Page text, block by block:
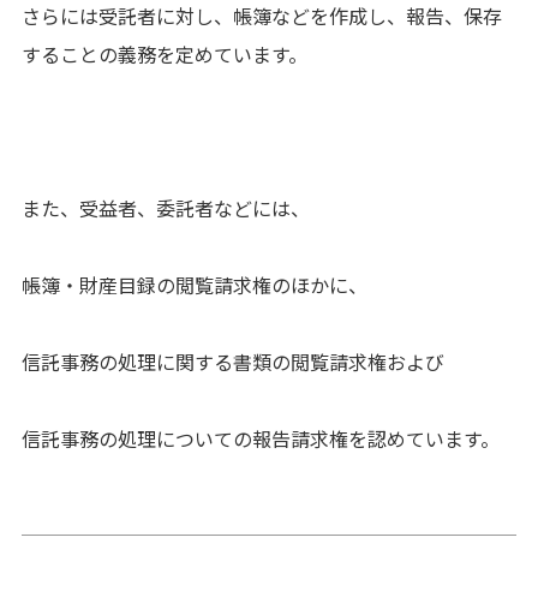
さらには受託者に対し、帳簿などを作成し、報告、保存
することの義務を定めています。
また、受益者、委託者などには、
帳簿・財産目録の閲覧請求権のほかに、
信託事務の処理に関する書類の閲覧請求権および
信託事務の処理についての報告請求権を認めています。